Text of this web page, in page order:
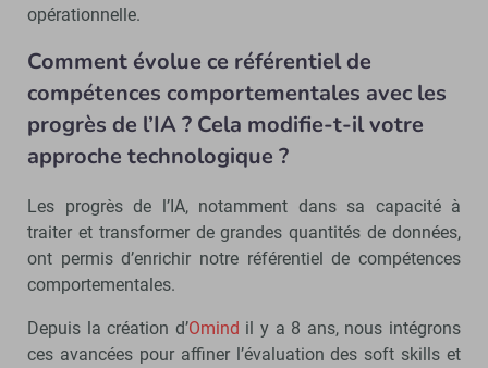
opérationnelle.
Comment évolue ce référentiel de
compétences comportementales avec les
progrès de l’IA ? Cela modifie-t-il votre
approche technologique ?
Les progrès de l’IA, notamment dans sa capacité à
traiter et transformer de grandes quantités de données,
ont permis d’enrichir notre référentiel de compétences
comportementales.
Depuis la création d’Omind il y a 8 ans, nous intégrons
ces avancées pour affiner l’évaluation des soft skills et